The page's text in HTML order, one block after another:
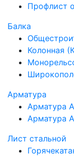
Профлист
Балка
Колонная
Арматура
Арматура
Арматура
Лист стальной